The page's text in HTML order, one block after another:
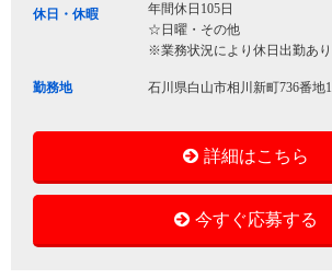
休日・休暇
年間休日105日
☆日曜・その他
※業務状況により休日出勤あり
勤務地 石川県白山市相川新町736番地1
詳細はこちら
今すぐ応募する